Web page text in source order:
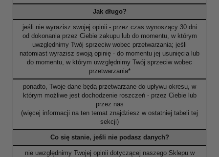
Jak długo?
jeśli nie wyrazisz swojej opinii - przez czas wynoszący 30 dni
od dokonania przez Ciebie zakupu lub do momentu, w którym
uwzględnimy Twój sprzeciw wobec przetwarzania; jeśli
natomiast wyrazisz swoją opinię - do momentu jej usunięcia lub
do momentu, w którym uwzględnimy Twój sprzeciw wobec
przetwarzania*
ponadto, Twoje dane będą przetwarzane do upływu okresu, w
którym możliwe jest dochodzenie roszczeń - przez Ciebie lub
przez nas
(więcej informacji na ten temat znajdziesz w ostatniej tabeli tej
sekcji)
Co się stanie, jeśli nie podasz danych?
nie uwzględnimy Twojej opinii dotyczącej naszego Sklepu w